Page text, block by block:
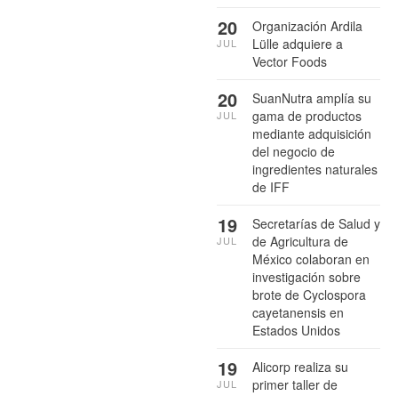
Organización Ardila
Lülle adquiere a
Vector Foods
20
JUL
SuanNutra amplía su
gama de productos
mediante adquisición
del negocio de
ingredientes naturales
de IFF
20
JUL
Secretarías de Salud y
de Agricultura de
México colaboran en
investigación sobre
brote de Cyclospora
cayetanensis en
Estados Unidos
19
JUL
Alicorp realiza su
primer taller de
19
JUL